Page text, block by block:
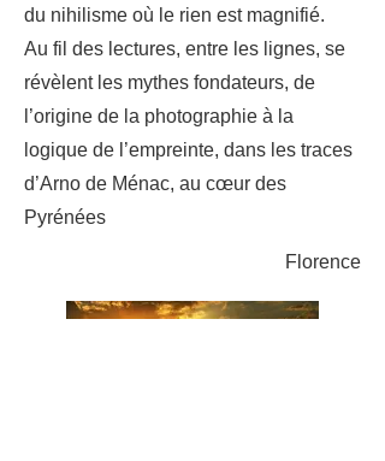
du nihilisme où le rien est magnifié.
Au fil des lectures, entre les lignes, se
révèlent les mythes fondateurs, de
l’origine de la photographie à la
logique de l’empreinte, dans les traces
d’Arno de Ménac, au cœur des
Pyrénées
Florence